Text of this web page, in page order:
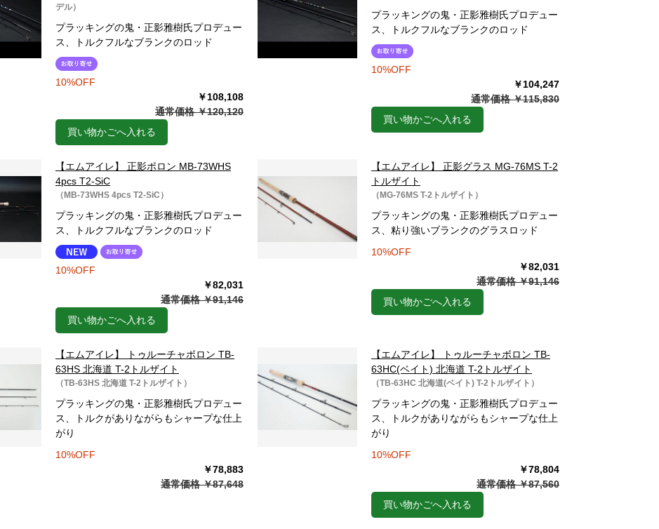
デル）
プラッキングの鬼・正影雅樹氏プロデュー
ス、トルクフルなブランクのロッド
10%OFF
￥108,108
通常価格 ￥120,120
買い物かごへ入れる
プラッキングの鬼・正影雅樹氏プロデュー
ス、トルクフルなブランクのロッド
10%OFF
￥104,247
通常価格 ￥115,830
買い物かごへ入れる
【エムアイレ】 正影ボロン MB-73WHS
4pcs T2-SiC
（MB-73WHS 4pcs T2-SiC）
プラッキングの鬼・正影雅樹氏プロデュー
ス、トルクフルなブランクのロッド
10%OFF
￥82,031
通常価格 ￥91,146
買い物かごへ入れる
【エムアイレ】 正影グラス MG-76MS T-2
トルザイト
（MG-76MS T-2トルザイト）
プラッキングの鬼・正影雅樹氏プロデュー
ス、粘り強いブランクのグラスロッド
10%OFF
￥82,031
通常価格 ￥91,146
買い物かごへ入れる
【エムアイレ】 トゥルーチャボロン TB-
63HS 北海道 T-2トルザイト
（TB-63HS 北海道 T-2トルザイト）
プラッキングの鬼・正影雅樹氏プロデュー
ス、トルクがありながらもシャープな仕上
がり
10%OFF
￥78,883
通常価格 ￥87,648
【エムアイレ】 トゥルーチャボロン TB-
63HC(ベイト) 北海道 T-2トルザイト
（TB-63HC 北海道(ベイト) T-2トルザイト）
プラッキングの鬼・正影雅樹氏プロデュー
ス、トルクがありながらもシャープな仕上
がり
10%OFF
￥78,804
通常価格 ￥87,560
買い物かごへ入れる